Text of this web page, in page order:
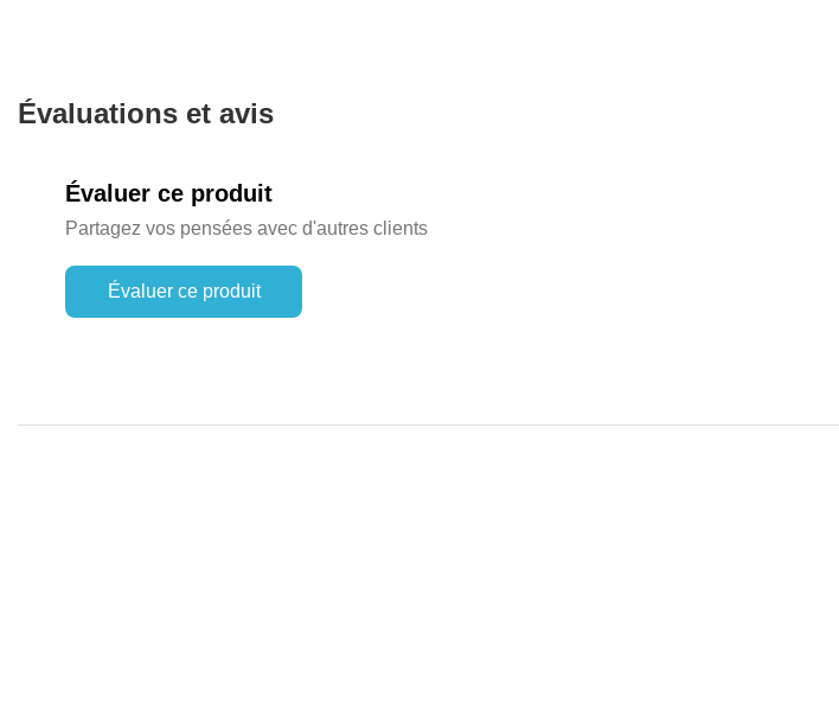
Évaluations et avis
Évaluer ce produit
Partagez vos pensées avec d'autres clients
Évaluer ce produit